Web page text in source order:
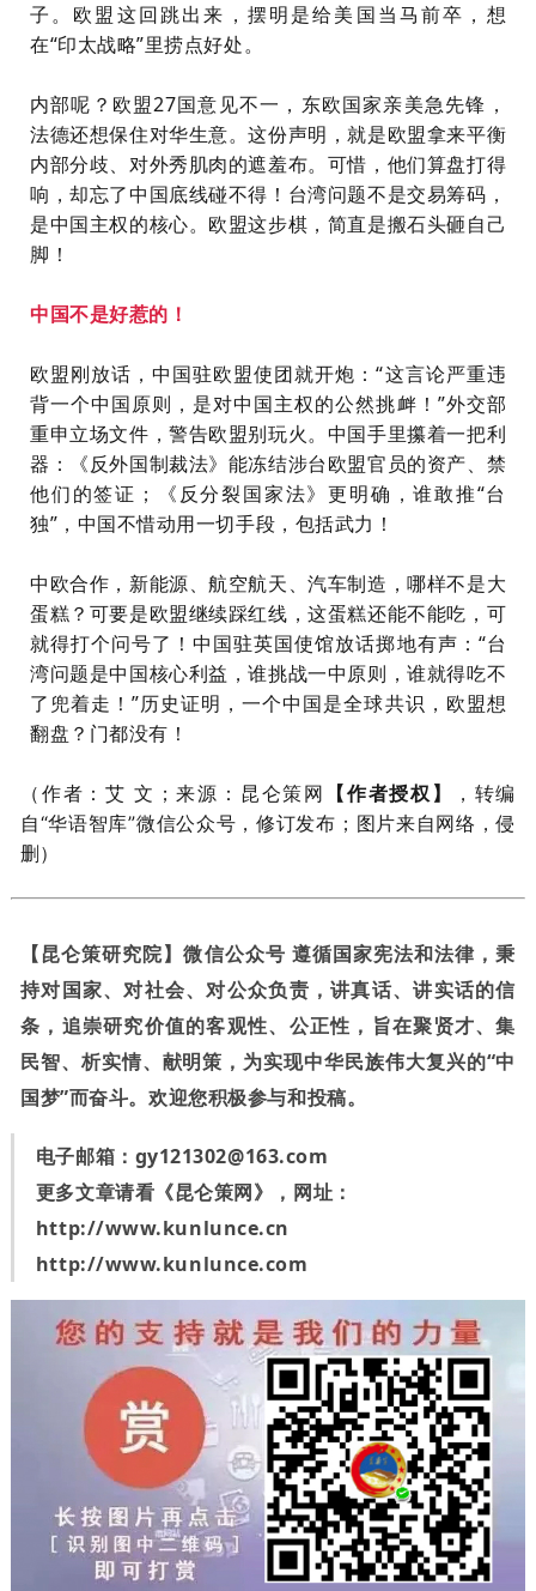
子。 欧盟 这回跳出来 ， 摆明是给美 国当马前卒 ， 想
在“印太战略”里捞点好处。
内部呢 ？ 欧盟27国意 见不一 ， 东欧国家亲美急先锋 ，
法德还想保住对华生意。这份声明 ，就是欧盟拿来平衡
内部分歧、 对外秀肌肉的遮羞布。 可惜 ， 他们算盘打得
响 ，却忘了中国底线碰不得 ！ 台湾问题不是交易筹码 ，
是中国主权的核心。 欧盟这步棋 ， 简直是搬石头砸自己
脚 ！
中国不是好惹的 ！
欧盟刚放话 ，中国驻欧盟使团就开炮 ：“这言论严重违
背一个中国原则 ， 是对中国主权的公然挑衅 ！ ”外交部
重申立场文件 ，警告欧盟别玩火。 中国手里攥着一把利
器 ： 《反外国制裁法》 能冻结涉台欧盟官 员的资产、 禁
他们的签证 ； 《反分裂国家法》更明确 ，谁敢推“台
独” ， 中国不惜动用一切手段 ， 包括武力 ！
中欧合作 ， 新能源、航空航天、汽车制造 ，哪样不是大
蛋糕？ 可要是欧盟继续踩红线 ，这蛋糕还能不能吃 ， 可
就得打个问号了 ！中国驻英国使馆放话掷地有声 ： “台
湾问题是中国核心利益 ，谁挑战一中原则 ，谁就得吃不
了 兜着走 ！”历史证明 ，一个中国是全球共识 ， 欧盟想
翻盘 ？ 门都没有 ！
（ 作者：艾 文 ；来源：昆仑策网 【作者授权】
，转编
自“华语智库”微信公众号，修订发布；图片来自网络，侵
删）
【昆仑策研究院】微信公众号 遵循国家宪法和法律，秉
持对国家、对社会、对公众负责，讲真话、讲实话的信
条，追崇研究价值的客观性、公正性，旨在聚贤才、集
民智、析实情、献明策，为实现中华民族伟大复兴的“中
国梦”而奋斗。欢迎您积极参与和投稿。
电子邮箱： gy121302@163.com
更多文章请看《昆仑策网》，网址：
http://www.kunlunce.cn
http://www.kunlunce.com